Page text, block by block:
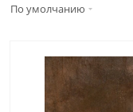
Обрезной
По умолчанию